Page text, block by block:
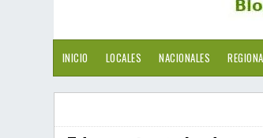
INICIO LOCALES NACIONALES